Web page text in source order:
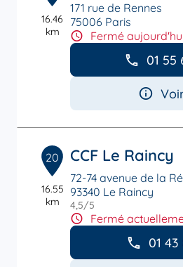
16.46
km
171 rue de Rennes
75006 Paris
Fermé
01 55
20
16.55
km
CCF Le Raincy
72-74 avenue de la
93340 Le Raincy
4,5/5
Fermé
01 43